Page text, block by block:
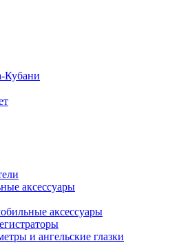
Кубани
аксессуары
аксессуары
и ангельские глазки